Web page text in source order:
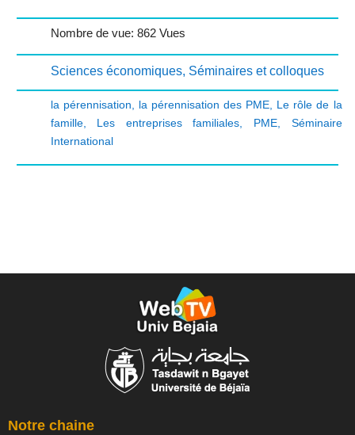
Nombre de vue: 862 Vues
Sciences économiques, Séminaires et colloques
la pérennisation la pérennisation des PME
Le rôle de la
famille, Les entreprises familiales PME, Séminaire
International
Notre chaine